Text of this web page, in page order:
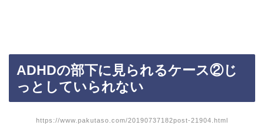
ADHDの部下に見られるケース②じ
っとしていられない
https://www.pakutaso.com/20190737182post-21904.html